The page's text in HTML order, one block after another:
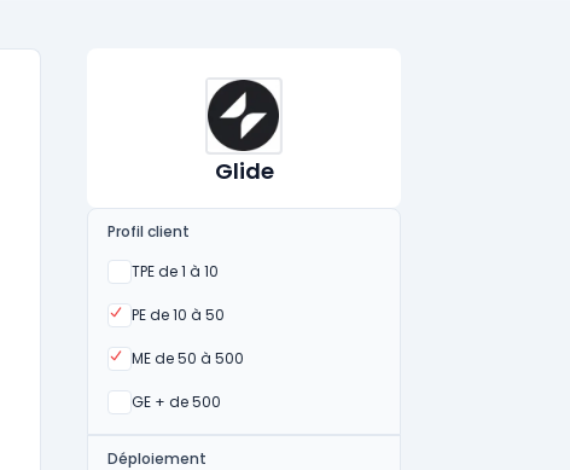
Glide
Profil client
TPE de 1 à 10
Oui
PE de 10 à 50
Oui
ME de 50 à 500
Oui
GE + de 500
Oui
Déploiement